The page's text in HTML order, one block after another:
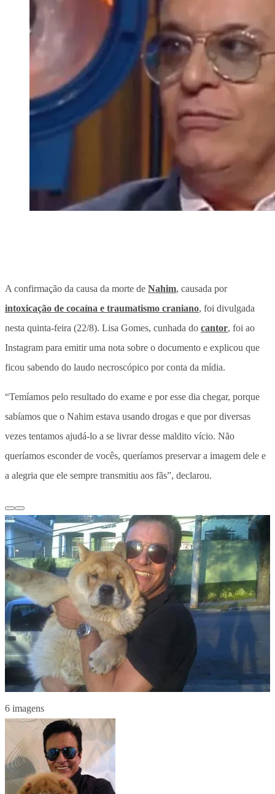
A confirmação da causa da morte de Nahim, causada por
intoxicação de cocaína e traumatismo craniano, foi divulgada
nesta quinta-feira (22/8). Lisa Gomes, cunhada do cantor, foi ao
Instagram para emitir uma nota sobre o documento e explicou que
ficou sabendo do laudo necroscópico por conta da mídia.
“Temíamos pelo resultado do exame e por esse dia chegar, porque
sabíamos que o Nahim estava usando drogas e que por diversas
vezes tentamos ajudá-lo a se livrar desse maldito vício. Não
queríamos esconder de vocês, queríamos preservar a imagem dele e
a alegria que ele sempre transmitiu aos fãs”, declarou.
6 imagens